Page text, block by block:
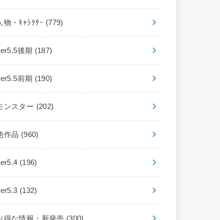
物・ｷｬﾗｸﾀｰ (779)
後期 (187)
前期 (190)
ンスター (202)
作品 (960)
(196)
(132)
得な情報・新発売 (300)